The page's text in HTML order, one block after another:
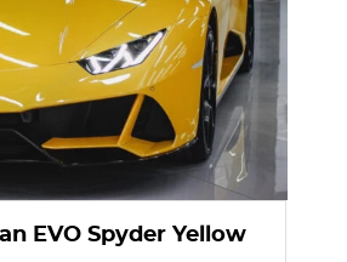
EVO Spyder Yellow